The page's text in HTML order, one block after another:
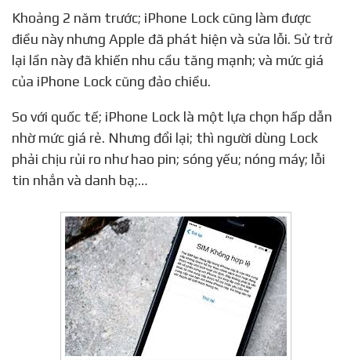
Khoảng 2 năm trước; iPhone Lock cũng làm được
điều này nhưng Apple đã phát hiện và sửa lỗi. Sử trở
lại lần này đã khiến nhu cầu tăng mạnh; và mức giá
của iPhone Lock cũng đảo chiều.
So với quốc tế; iPhone Lock là một lựa chọn hấp dẫn
nhờ mức giá rẻ. Nhưng đổi lại; thì người dùng Lock
phải chịu rủi ro như hao pin; sóng yếu; nóng máy; lỗi
tin nhắn và danh bạ;…